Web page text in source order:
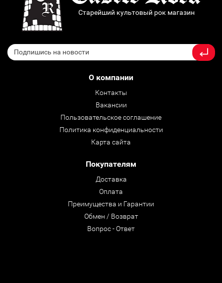
Старейший культовый рок магазин
О компании
Контакты
Вакансии
Пользовательское соглашение
Политика конфиденциальности
Карта сайта
Покупателям
Доставка
Оплата
Преимущества и Гарантии
Обмен / Возврат
Вопрос - Ответ